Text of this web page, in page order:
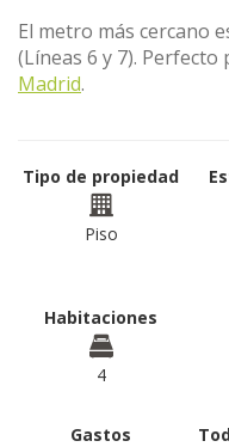
El metro más cercano
(Líneas 6 y 7). Perfecto
Madrid.
Tipo de propiedad
Piso
Habitaciones
4
Gastos